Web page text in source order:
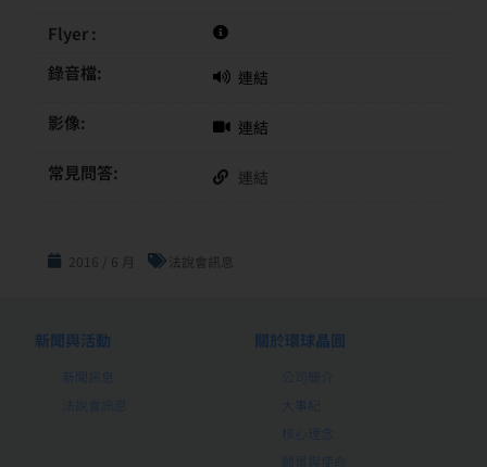
Flyer :
錄音檔:
連結
影像: 連結
常見問答: 連結
2016 / 6 月 法說會訊息
新聞與活動
新聞訊息
法說會訊息
關於環球晶圓
公司簡介
大事紀
核心理念
願景與使命